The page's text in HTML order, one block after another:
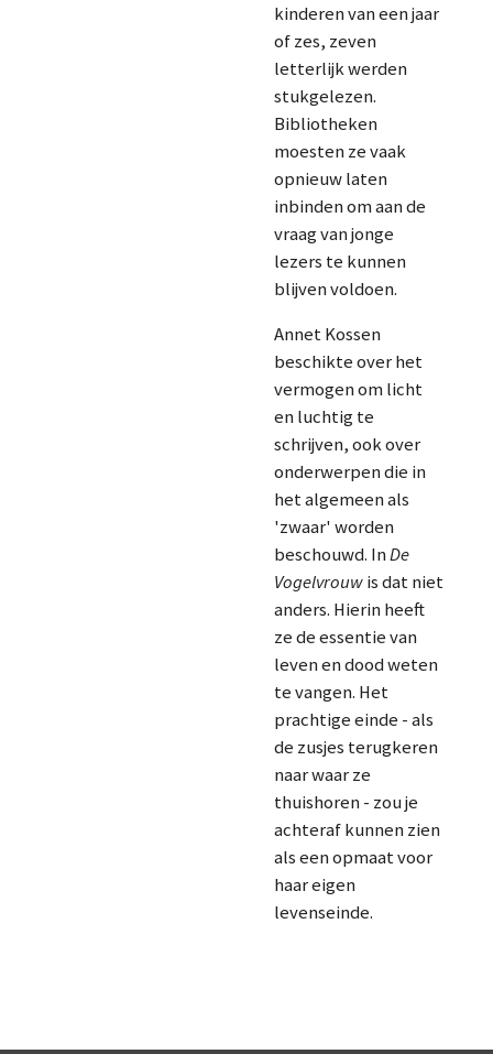
kinderen van een jaar
of zes, zeven
letterlijk werden
stukgelezen.
Bibliotheken
moesten ze vaak
opnieuw laten
inbinden om aan de
vraag van jonge
lezers te kunnen
blijven voldoen.
Annet Kossen
beschikte over het
vermogen om licht
en luchtig te
schrijven, ook over
onderwerpen die in
het algemeen als
'zwaar' worden
beschouwd. InDe
Vogelvrouwis dat niet
anders. Hierin heeft
ze de essentie van
leven en dood weten
te vangen. Het
prachtige einde - als
de zusjes terugkeren
naar waar ze
thuishoren - zou je
achteraf kunnen zien
als een opmaat voor
haar eigen
levenseinde.